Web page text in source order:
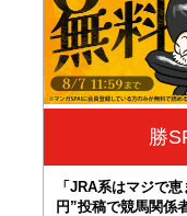
勝
「JRA系はマジで
円”投稿で競馬関係